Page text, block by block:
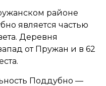
районе
является частью
Деревня
от Пружан и в 62
Поддубно —